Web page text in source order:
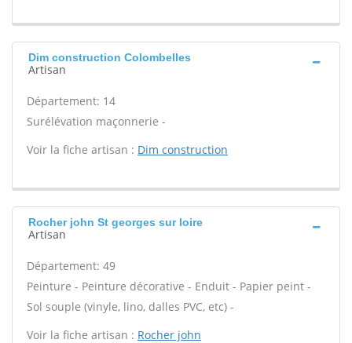
Dim construction Colombelles
Artisan
Département: 14
Surélévation maçonnerie -
Voir la fiche artisan : Dim construction
Rocher john St georges sur loire
Artisan
Département: 49
Peinture - Peinture décorative - Enduit - Papier peint -
Sol souple (vinyle, lino, dalles PVC, etc) -
Voir la fiche artisan : Rocher john